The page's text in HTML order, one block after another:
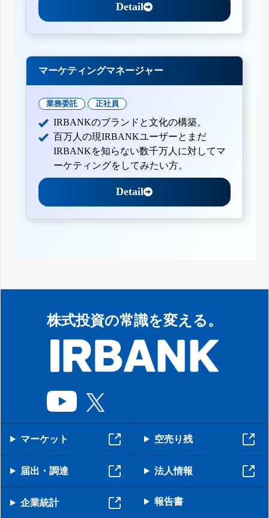
Detail
マーケティングマネージャー
業務委託 正社員
IRBANKのブランドと文化の構築。
百万人の現IRBANKユーザーとまだ
IRBANKを知らない数千万人に対してマ
ーケティングをしてみたい方。
Detail
株式投資の常識を変える。
マーケット 空売り残
届出・調達 法人情報
企業統計 報告書